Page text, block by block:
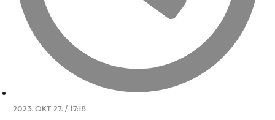
2023. OKT 27. / 17:18